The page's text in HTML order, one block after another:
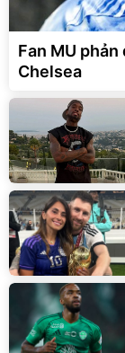
Fan MU
Chelsea